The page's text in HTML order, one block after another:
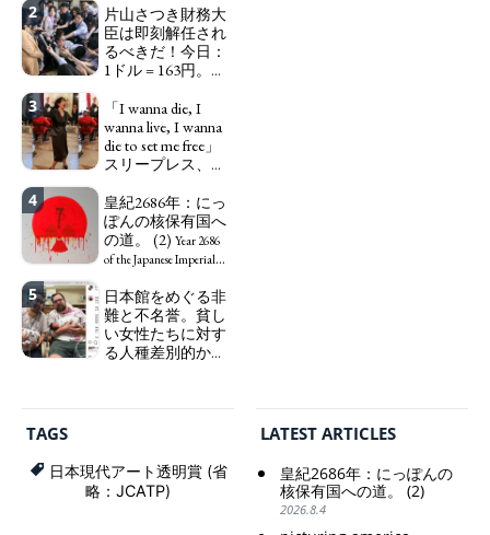
ワーカー、ソーシ
ャルワーカーと同
じ、アートワーカ
ーになる。We have
word "artist" into the
word "Art Worker"
(similar to "Essential
Worker", "Sex Worker" or
2
片山さつき財務大
臣は即刻解任され
るべきだ！今日：
1ドル = 163円。に
自分の円を吸って
いる。高市早苗首
相「円安で外為特
会ホクホク」 為
Finance Minister
KATAYAMA Satsuki
should be fired
immediately! Today: 1
Japanese Have Long Been
Draining Their Own Yen.
Prime Minister
TAKAICHI Sanae: "The
3
「I wanna die, I
wanna live, I wanna
die to set me free」
スリープレス、セ
で、自己憐憫に浸
る日本人女性サナ
エ：道標としての
破壊。"I wanna die, I
set me free" - Sanae, a
Japanese woman who is
sleepless, sexless, depressive
and wallowing in self-
4
皇紀2686年：にっ
ぽんの核保有国へ
の道。 (2) Year 2686
of the Japanese Imperial
Becoming a Nuclear
Power. (2)
5
日本館をめぐる非
難と不名誉。貧し
い女性たちに対す
る人種差別的かつ
思想の強化。
Criticism and disgrace
surrounding the Japan
TAGS
日本現代アート透明賞 (省
略：JCATP)
LATEST ARTICLES
皇紀2686年：にっぽんの
核保有国への道。 (2)
2026.8.4